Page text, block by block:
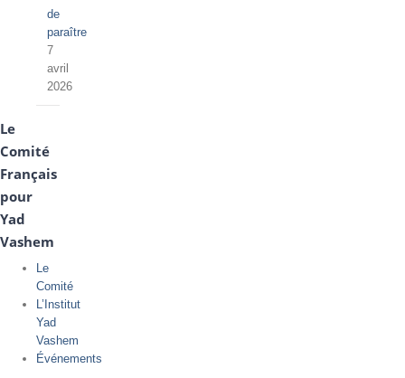
de
paraître
7
avril
2026
Le
Comité
Français
pour
Yad
Vashem
Le
Comité
L’Institut
Yad
Vashem
Événements